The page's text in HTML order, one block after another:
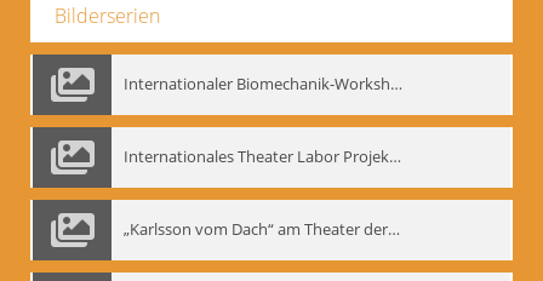
Bilderserien
Internationaler Biomechanik-Workshop, Moskau 1993
Internationales Theater Labor Projekt: Play Don Juan
„Karlsson vom Dach“ am Theater der Satire, Moskau 1985